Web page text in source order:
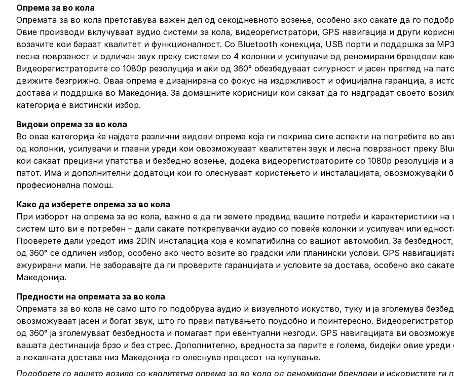
Опрема за во кола
Опремата за во кола претставува важен дел од секојдневното возење, особено ако сакате да го
Овие производи вклучуваат аудио системи за кола, видеорегистратори, GPS навигација и други
возачите кои бараат квалитет и функционалност. Со Bluetooth конекција, USB порти и поддршка за
лесна поврзаност и одличен звук преку системи со 4 колонки и усилувачи од реномирани брендови
Видеорегистраторите со 1080p резолуција и аќи од 360° обезбедуваат сигурност и јасен преглед на
движите безгрижно. Оваа опрема е дизајнирана со фокус на издржливост и официјална гаранција, а
достава и поддршка во Македонија. За домашните корисници кои сакаат да го надградат своето
категорија е вистински избор.
Видови опрема за во кола
Во оваа категорија ќе најдете различни видови опрема која ги покрива сите аспекти на потребите во
од колонки, усилувачи и главни уреди кои овозможуваат квалитетен звук и лесна поврзаност преку
кои сакаат прецизни упатства и безбедно возење, додека видеорегистраторите со 1080p резолуција и
патот. Има и дополнителни додатоци кои го олеснуваат користењето и инсталацијата,
професионална помош.
Како да изберете опрема за во кола
При изборот на опрема за во кола, важно е да ги земете предвид вашите потреби и карактеристики
систем што ви е потребен – дали сакате поткрепувачки аудио со повеќе колонки и усилувач или
Проверете дали уредот има 2DIN инсталација која е компатибилна со вашиот автомобил. За
од 360° се одличен избор, особено ако често возите во градски или планински услови. GPS
ажурирани мапи. Не заборавајте да ги проверите гаранцијата и условите за достава, особено ако
Македонија.
Предности на опремата за во кола
Опремата за во кола не само што го подобрува аудио и визуелното искуство, туку и ја зголемува
овозможуваат јасен и богат звук, што го прави патувањето поудобно и поинтересно.
од 360° ја зголемуваат безбедноста и помагаат при евентуални незгоди. GPS навигацијата ви
вашата дестинација брзо и без стрес. Дополнително, вредноста за парите е голема, бидејќи овие
а локалната достава низ Македонија го олеснува процесот на купување.
Подобрете го вашето возило со квалитетна опрема за во кола од реномирани брендови и искористете ги